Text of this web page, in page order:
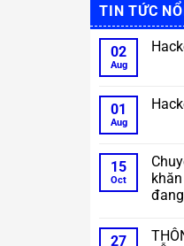
TIN TỨC
02
Aug
Hacked
by
01
Aug
Hacked
by
15
Oct
27